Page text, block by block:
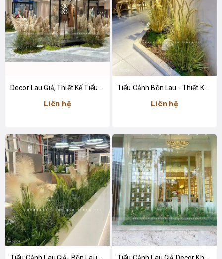
Liên hệ
Tiểu Cảnh Bồn Lau - Thiết Kế Tiểu Cảnh Lau Giả Decor Không Gian Tạo Điểm Nhấn
Liên hệ